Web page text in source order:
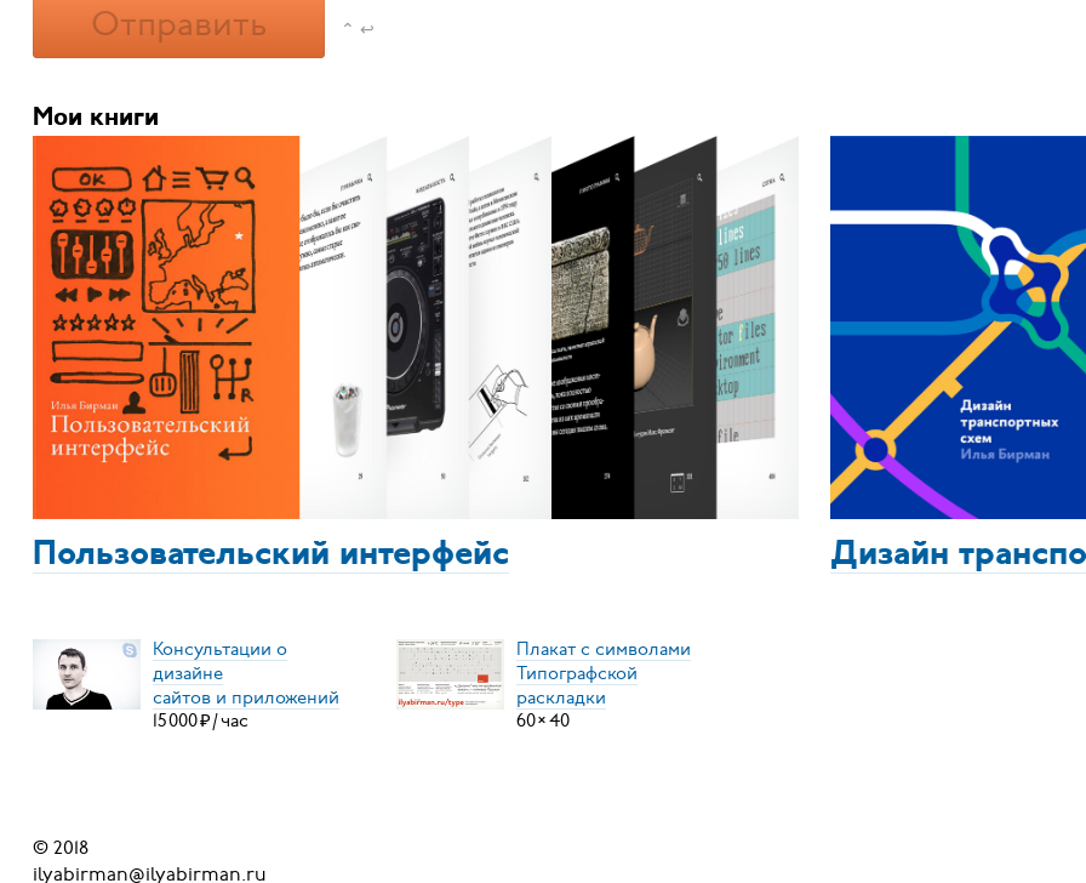
Отправить ⌃ ↩
Мои книги
Пользовательский интерфейс Дизайн
Консультации о
дизайне
сайтов и приложений
15000₽/час
Плакат с символами
Типографской
раскладки
60×40
© 2018
ilyabirman@ilyabirman.ru